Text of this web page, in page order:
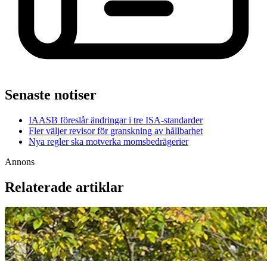
Senaste notiser
IAASB föreslår ändringar i tre ISA-standarder
Fler väljer revisor för granskning av hållbarhet
Nya regler ska motverka momsbedrägerier
Annons
Relaterade artiklar